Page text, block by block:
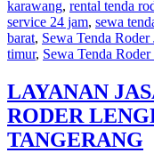
karawang, rental tenda
service 24 jam, sewa
barat, Sewa Tenda Roder
timur, Sewa Tenda
LAYANAN
RODER
TANGERANG